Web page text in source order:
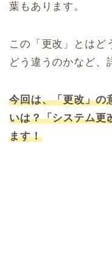
葉もあります。
この「更改」とはど
どう違うのかなど、
今回は、「更改」の
いは？「システム更
ます！